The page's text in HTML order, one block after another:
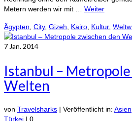
Metern werden wir mit … Weiter
Ägypten, City, Gizeh, Kairo, Kultur,
7 Jan. 2014
Istanbul –
Welten
von Travelsharks | Veröffentlicht in: Asien
Türkei | 0